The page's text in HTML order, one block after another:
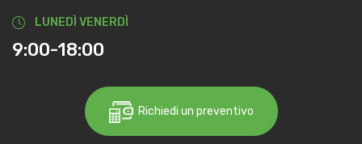
LUNEDÌ VENERDÌ
9:00-18:00
Richiedi un preventivo